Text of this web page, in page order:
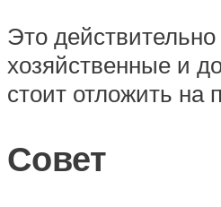
Это
хозяйственные и
стоит отложить на
Совет